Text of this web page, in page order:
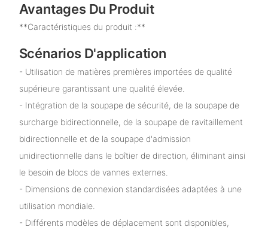
Avantages Du Produit
**Caractéristiques du produit :**
Scénarios D'application
- Utilisation de matières premières importées de qualité
supérieure garantissant une qualité élevée.
- Intégration de la soupape de sécurité, de la soupape de
surcharge bidirectionnelle, de la soupape de ravitaillement
bidirectionnelle et de la soupape d'admission
unidirectionnelle dans le boîtier de direction, éliminant ainsi
le besoin de blocs de vannes externes.
- Dimensions de connexion standardisées adaptées à une
utilisation mondiale.
- Différents modèles de déplacement sont disponibles,